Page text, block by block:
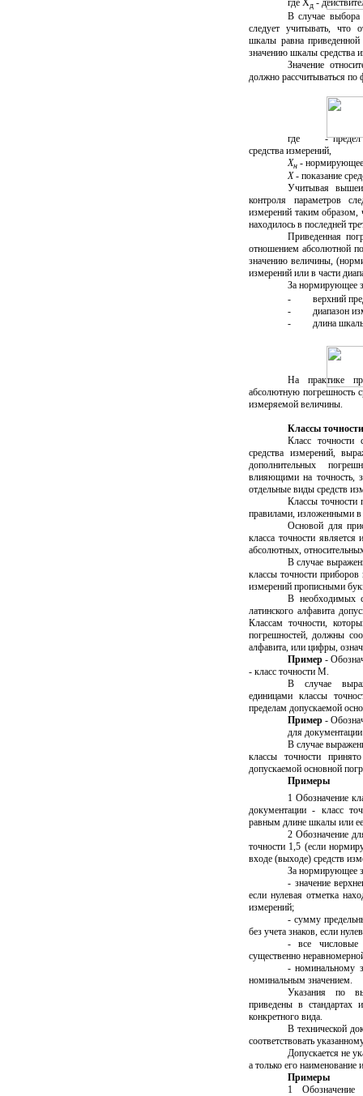
где Хд -
В случае выбора
следует учитывать, что
шкалы равна
значению шкалы средства
Значение
должно рассчитываться по
где
- предел
средства измерений,
Хн - нормирующее
Х- показание
Учитывая
контроля параметров
измерений таким образом,
находилось в последней
Приведенная
отношением абсолютной
значению величины,
измерений или в части
За нормирующее
-
верхний
-
диапазон
-
длина
На практике
абсолютную погрешность
измеряемой величины.
Классы
Класс точности
средства измерений,
дополнительных
влияющими на точность,
отдельные виды средств
Классы точности
правилами, изложенными
Основой для
класса точности
абсолютных,
В случае
классы точности приборов
измерений прописными
В необходимых
латинского алфавита
Классам точности,
погрешностей, должны
алфавита, или цифры,
Пример -
- класс точности М.
В случае
единицами классы
пределам допускаемой
Пример -
для
В случае
классы точности
допускаемой основной
Примеры
1 Обозначение
документации - класс
равным длине шкалы или
2 Обозначение
точности 1,5 (если
входе (выходе) средств
За нормирующее
- значение
если нулевая отметка
измерений;
- сумму
без учета знаков, если
- все числовые
существенно
- номинальному
номинальным значением.
Указания по
приведены в стандартах
конкретного вида.
В технической
соответствовать
Допускается не
а только его наименование
Примеры
1 Обозначение